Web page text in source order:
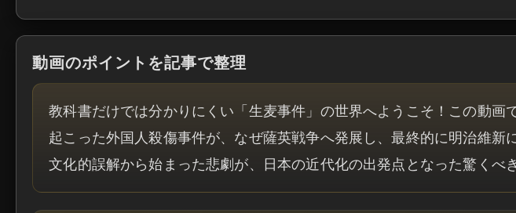
動画のポイントを記事で整理
教科書だけでは分かりにくい「生麦事件」の世界へようこそ！この動画
起こった外国人殺傷事件が、なぜ薩英戦争へ発展し、最終的に明治維新
文化的誤解から始まった悲劇が、日本の近代化の出発点となった驚くべ